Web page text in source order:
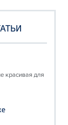
красивая для